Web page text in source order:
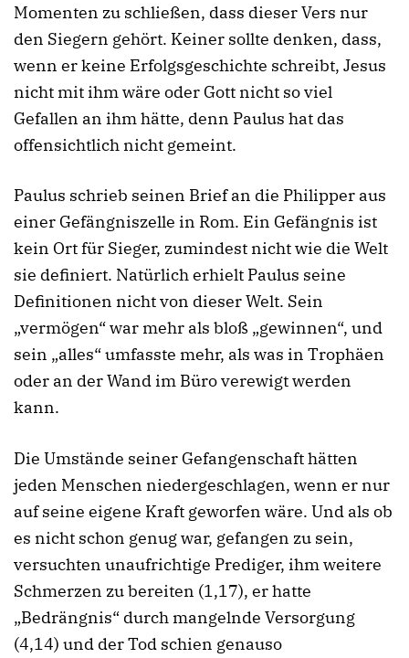
Momenten zu schließen, dass dieser Vers nur
den Siegern gehört. Keiner sollte denken, dass,
wenn er keine Erfolgsgeschichte schreibt, Jesus
nicht mit ihm wäre oder Gott nicht so viel
Gefallen an ihm hätte, denn Paulus hat das
offensichtlich nicht gemeint.
Paulus schrieb seinen Brief an die Philipper aus
einer Gefängniszelle in Rom. Ein Gefängnis ist
kein Ort für Sieger, zumindest nicht wie die Welt
sie definiert. Natürlich erhielt Paulus seine
Definitionen nicht von dieser Welt. Sein
„vermögen“ war mehr als bloß „gewinnen“, und
sein „alles“ umfasste mehr, als was in Trophäen
oder an der Wand im Büro verewigt werden
kann.
Die Umstände seiner Gefangenschaft hätten
jeden Menschen niedergeschlagen, wenn er nur
auf seine eigene Kraft geworfen wäre. Und als ob
es nicht schon genug war, gefangen zu sein,
versuchten unaufrichtige Prediger, ihm weitere
Schmerzen zu bereiten (1,17), er hatte
„Bedrängnis“ durch mangelnde Versorgung
(4,14) und der Tod schien genauso